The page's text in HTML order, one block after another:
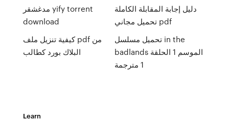
مدغشقر yify torrent
download
كيفية تنزيل ملف pdf من
البلاك بورد كطالب
دليل إجابة المقابلة الكاملة
تحميل مجاني pdf
تحميل مسلسل in the
badlands الموسم 1 الحلقة
1 مترجمة
Learn